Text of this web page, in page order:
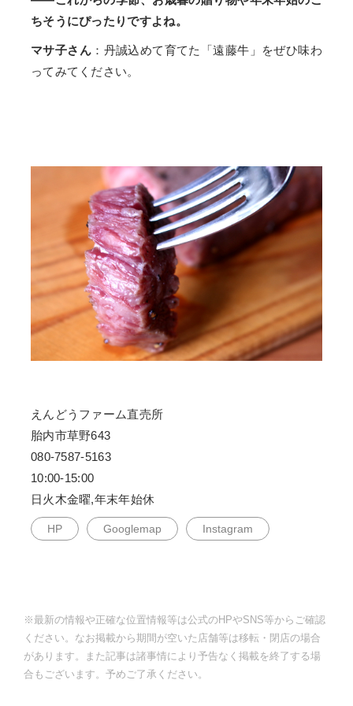
ちそうにぴったりですよね。
マサ子さん ：丹誠込めて育てた「遠藤牛」をぜひ味わ
ってみてください。
えんどうファーム直売所
胎内市草野643
080-7587-5163
10:00-15:00
日火木金曜,年末年始休
HP Googlemap Instagram
※最新の情報や正確な位置情報等は公式のHPやSNS等からご確認
ください。なお掲載から期間が空いた店舗等は移転・閉店の場合
があります。また記事は諸事情により予告なく掲載を終了する場
合もございます。予めご了承ください。